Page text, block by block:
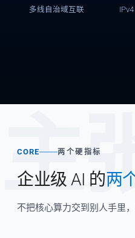
多线自治域互联
主
CORE 两个硬指标
企业级 AI 的两
不把核心算力交到别人手里